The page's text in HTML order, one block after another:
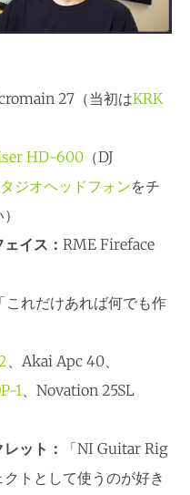
27（当初はKRK
HD-600 （DJ
ジオヘッドフォンをチ
イス： RME Fireface
れだけあれば何でも作
、Akai Apc 40、
1 、Novation 25SL
ット：
「NI Guitar Rig
トとして使うのが好き